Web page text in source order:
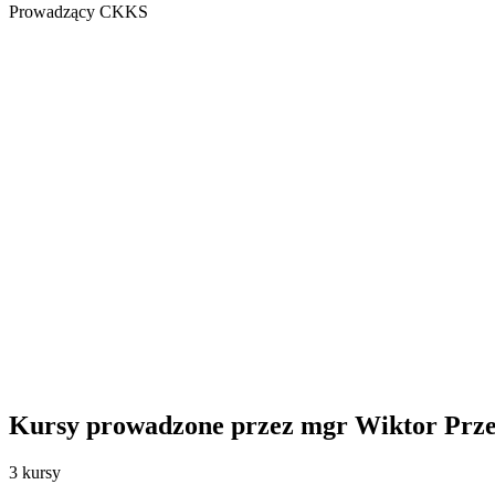
Prowadzący CKKS
Kursy prowadzone przez mgr Wiktor
3 kursy